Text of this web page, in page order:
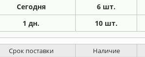
Сегодня 6 шт.
1 дн. 10 шт.
Срок поставки Наличие